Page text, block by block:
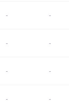
- -
- -
- -
- -